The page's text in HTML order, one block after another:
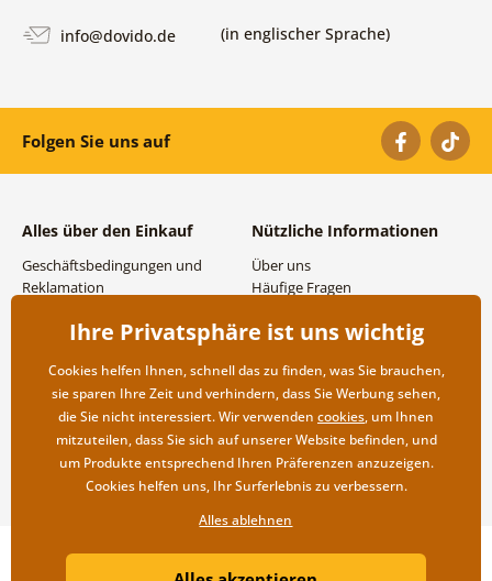
info@dovido.de (in englischer Sprache)
Folgen Sie uns auf
Alles über den Einkauf
Geschäftsbedingungen und
Reklamation
Versand- und
Rücksendung der Ware
Nützliche Informationen
Über uns
Häufige Fragen
Großhandel und
Copyright ©2019 © Dovido.at.
Ihre Privatsphäre ist uns wichtig
Cookies helfen Ihnen, schnell das zu finden, was Sie brauchen,
sie sparen Ihre Zeit und verhindern, dass Sie Werbung sehen,
die Sie nicht interessiert. Wir verwenden cookies, um Ihnen
mitzuteilen, dass Sie sich auf unserer Website befinden, und
um Produkte entsprechend Ihren Präferenzen anzuzeigen.
Cookies helfen uns, Ihr Surferlebnis zu verbessern.
Alles ablehnen